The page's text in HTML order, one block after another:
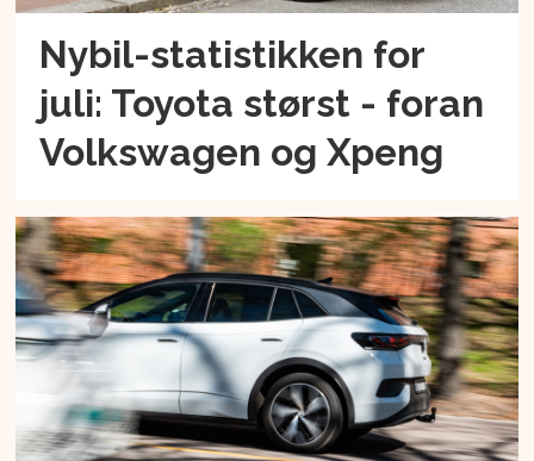
Nybil-statistikken for
juli: Toyota størst - foran
Volkswagen og Xpeng